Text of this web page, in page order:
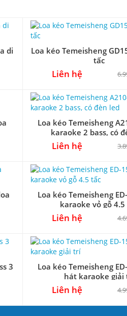
di
Loa kéo Temeisheng
tấc
Liên hệ
Loa kéo Temeisheng
karaoke 2 bass, có
Liên hệ
Loa kéo Temeisheng
karaoke vỏ gỗ 4.5
Liên hệ
3
Loa kéo Temeisheng
hát karaoke giải
Liên hệ